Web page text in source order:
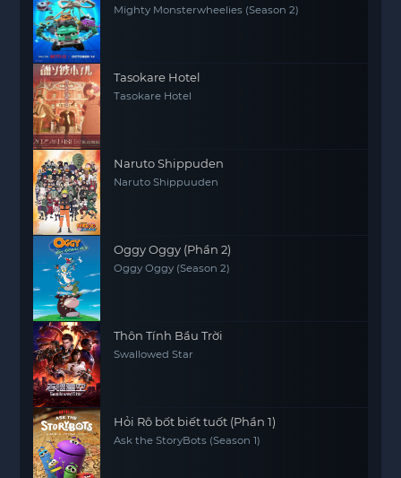
Mighty Monsterwheelies (Season 2)
Tasokare Hotel
Tasokare Hotel
Naruto Shippuden
Naruto Shippuuden
Oggy Oggy (Phần 2)
Oggy Oggy (Season 2)
Thôn Tính Bầu Trời
Swallowed Star
Hỏi Rô bốt biết tuốt (Phần 1)
Ask the StoryBots (Season 1)